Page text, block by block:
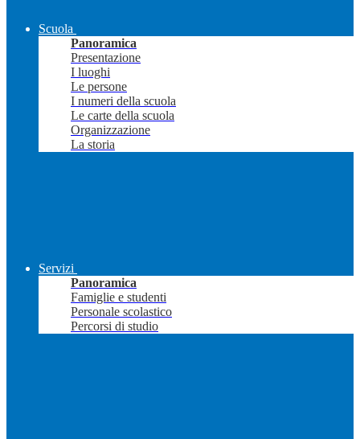
Scuola
Panoramica
Presentazione
I luoghi
Le persone
I numeri della scuola
Le carte della scuola
Organizzazione
La storia
Servizi
Panoramica
Famiglie e studenti
Personale scolastico
Percorsi di studio